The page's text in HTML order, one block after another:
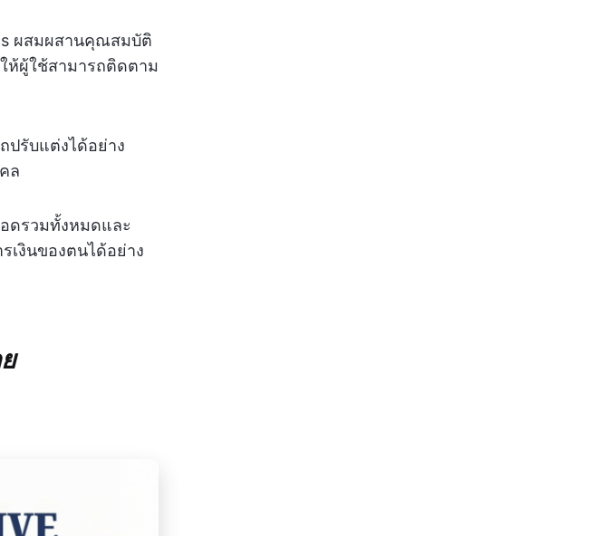
ผสมผสานคุณสมบัติ
ห้ผู้ใช้สามารถติดตาม
ปรับแต่งได้อย่าง
ล
ดรวมทั้งหมดและ
งินของตนได้อย่าง